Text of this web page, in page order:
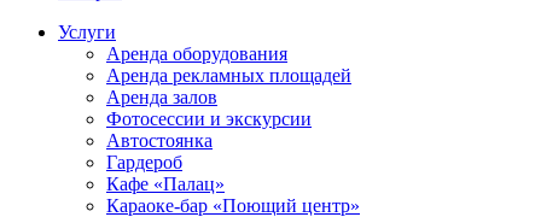
Услуги
Аренда оборудования
Аренда рекламных площадей
Аренда залов
Фотосессии и экскурсии
Автостоянка
Гардероб
Кафе «Палац»
Караоке-бар «Поющий центр»